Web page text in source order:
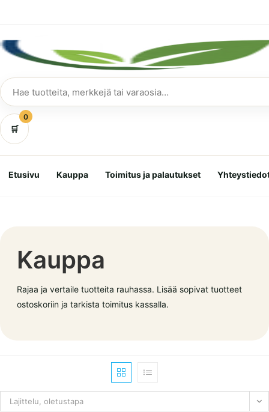
Hae
tuotteita
🛒
0
Etusivu Kauppa Toimitus ja palautukset
Kauppa
Rajaa ja vertaile tuotteita rauhassa. Lisää sopivat tuotteet
ostoskoriin ja tarkista toimitus kassalla.
Lajittelu, oletustapa